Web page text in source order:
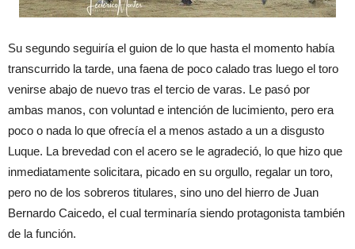
Su segundo seguiría el guion de lo que hasta el momento había
transcurrido la tarde, una faena de poco calado tras luego el toro
venirse abajo de nuevo tras el tercio de varas. Le pasó por
ambas manos, con voluntad e intención de lucimiento, pero era
poco o nada lo que ofrecía el a menos astado a un a disgusto
Luque. La brevedad con el acero se le agradeció, lo que hizo que
inmediatamente solicitara, picado en su orgullo, regalar un toro,
pero no de los sobreros titulares, sino uno del hierro de Juan
Bernardo Caicedo, el cual terminaría siendo protagonista también
de la función.